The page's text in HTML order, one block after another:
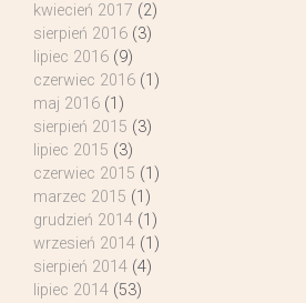
kwiecień 2017 (2)
sierpień 2016 (3)
lipiec 2016 (9)
czerwiec 2016 (1)
maj 2016 (1)
sierpień 2015 (3)
lipiec 2015 (3)
czerwiec 2015 (1)
marzec 2015 (1)
grudzień 2014 (1)
wrzesień 2014 (1)
sierpień 2014 (4)
lipiec 2014 (53)